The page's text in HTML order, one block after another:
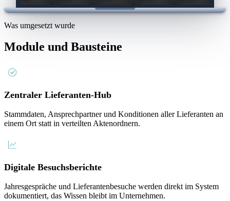
Was umgesetzt wurde
Module und Bausteine
Zentraler Lieferanten-Hub
Stammdaten, Ansprechpartner und Konditionen aller Lieferanten an
einem Ort statt in verteilten Aktenordnern.
Digitale Besuchsberichte
Jahresgespräche und Lieferantenbesuche werden direkt im System
dokumentiert, das Wissen bleibt im Unternehmen.